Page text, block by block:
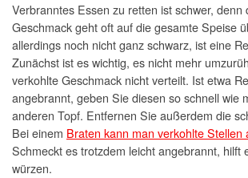
Verbranntes Essen zu retten ist schwer, denn
Geschmack geht oft auf die gesamte Speise
allerdings noch nicht ganz schwarz, ist eine
Zunächst ist es wichtig, es nicht mehr
verkohlte Geschmack nicht verteilt. Ist etwa
angebrannt, geben Sie diesen so schnell wie
anderen Topf. Entfernen Sie außerdem die
Bei einem Braten kann man verkohlte Stellen
Schmeckt es trotzdem leicht angebrannt, hilft
würzen.